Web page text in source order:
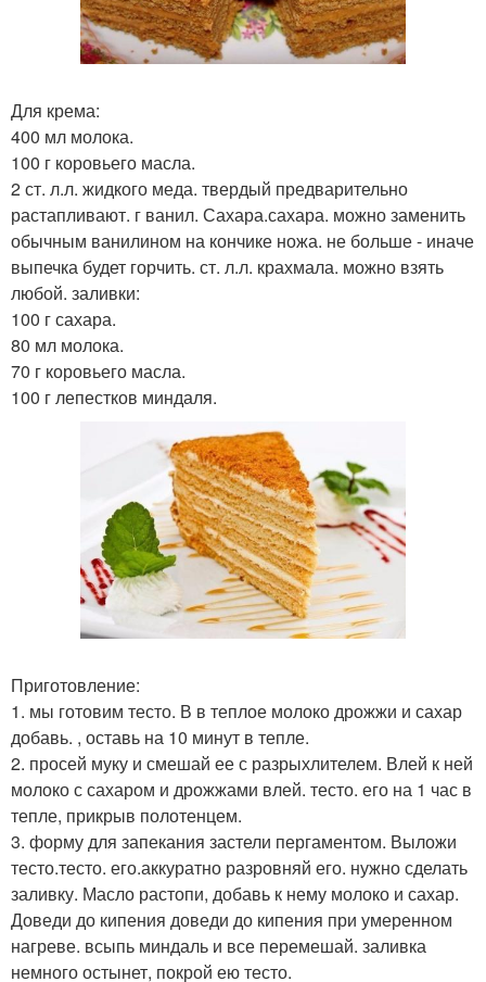
Для крема:
400 мл молока.
100 г коровьего масла.
2 ст. л.л. жидкого меда. твердый предварительно
растапливают. г ванил. Сахара.сахара. можно заменить
обычным ванилином на кончике ножа. не больше - иначе
выпечка будет горчить. ст. л.л. крахмала. можно взять
любой. заливки:
100 г сахара.
80 мл молока.
70 г коровьего масла.
100 г лепестков миндаля.
Приготовление:
1. мы готовим тесто. В в теплое молоко дрожжи и сахар
добавь. , оставь на 10 минут в тепле.
2. просей муку и смешай ее с разрыхлителем. Влей к ней
молоко с сахаром и дрожжами влей. тесто. его на 1 час в
тепле, прикрыв полотенцем.
3. форму для запекания застели пергаментом. Выложи
тесто.тесто. его.аккуратно разровняй его. нужно сделать
заливку. Масло растопи, добавь к нему молоко и сахар.
Доведи до кипения доведи до кипения при умеренном
нагреве. всыпь миндаль и все перемешай. заливка
немного остынет, покрой ею тесто.